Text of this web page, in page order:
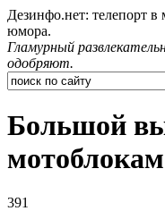
Дезинфо.нет: телепорт
юмора.
Гламурный
одобряют.
Большой
391